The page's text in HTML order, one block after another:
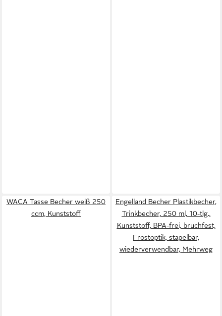
WACA Tasse Becher weiß 250
ccm, Kunststoff
Engelland Becher Plastikbecher,
Trinkbecher, 250 ml, 10-tlg.,
Kunststoff, BPA-frei, bruchfest,
Frostoptik, stapelbar,
wiederverwendbar, Mehrweg